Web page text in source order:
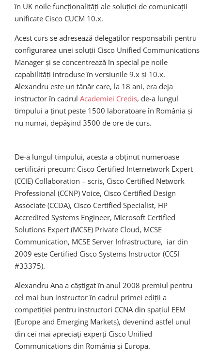
în UK noile funcționalități ale soluției de comunicații
unificate Cisco CUCM 10.x.
Acest curs se adresează delegaților responsabili pentru
configurarea unei soluții Cisco Unified Communications
Manager și se concentrează în special pe noile
capabilități introduse în versiunile 9.x și 10.x.
Alexandru este un tânăr care, la 18 ani, era deja
instructor în cadrul Academiei Credis, de-a lungul
timpului a ținut peste 1500 laboratoare în România și
nu numai, depășind 3500 de ore de curs.
De-a lungul timpului, acesta a obținut numeroase
certificări precum: Cisco Certified Internetwork Expert
(CCIE) Collaboration – scris, Cisco Certified Network
Professional (CCNP) Voice, Cisco Certified Design
Associate (CCDA), Cisco Certified Specialist, HP
Accredited Systems Engineer, Microsoft Certified
Solutions Expert (MCSE) Private Cloud, MCSE
Communication, MCSE Server Infrastructure, iar din
2009 este Certified Cisco Systems Instructor (CCSI
#33375).
Alexandru Ana a câștigat în anul 2008 premiul pentru
cel mai bun instructor în cadrul primei ediții a
competiției pentru instructori CCNA din spațiul EEM
(Europe and Emerging Markets), devenind astfel unul
din cei mai apreciați experți Cisco Unified
Communications din România și Europa.